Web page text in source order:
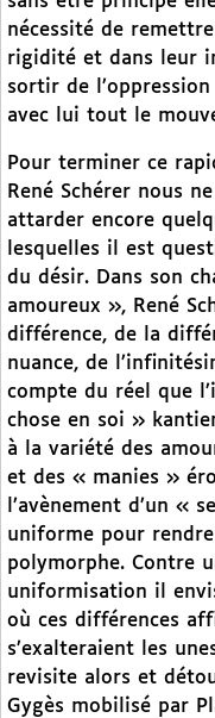
nécessité de
rigidité et dans leur
sortir de
avec lui tout le
Pour terminer ce
René Schérer nous
attarder encore
lesquelles il est
du désir. Dans son
amoureux », René
différence, de la
nuance, de
compte du réel que
chose en soi »
à la variété des
et des « manies »
l’avènement d’un «
uniforme pour
polymorphe. Contre
uniformisation il
où ces différences
s’exalteraient les
revisite alors et
Gygès mobilisé par